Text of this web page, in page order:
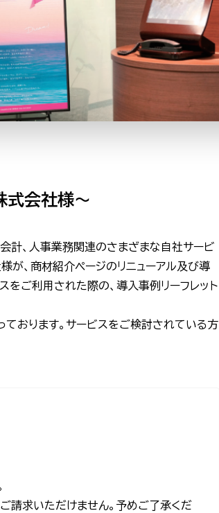
式会社様〜
計、人事業務関連のさまざまな自社サービ
が、商材紹介ページのリニューアル及び導
をご利用された際の、導入事例リーフレット
おります。サービスをご検討されている方
請求いただけません。予めご了承くだ